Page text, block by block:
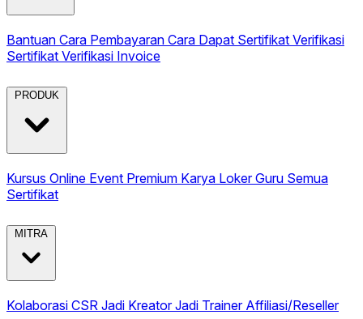
Bantuan Cara Pembayaran Cara Dapat Sertifikat Verifikasi
Sertifikat Verifikasi Invoice
PRODUK
Kursus Online Event Premium Karya Loker Guru Semua
Sertifikat
MITRA
Kolaborasi CSR Jadi KreatorJadi Trainer Affiliasi/Reseller